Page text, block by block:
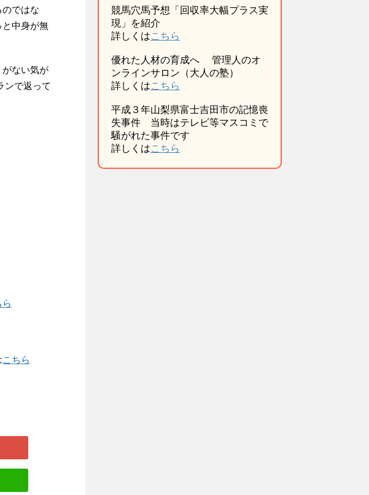
ではな
中身が無
ない気が
ンで返って
ら
こちら
競馬穴馬予想「回収率大幅プラス実
現」を紹介
詳しくはこちら
優れた人材の育成へ 管理人のオ
ンラインサロン（大人の塾）
詳しくはこちら
平成３年山梨県富士吉田市の記憶喪
失事件 当時はテレビ等マスコミで
騒がれた事件です
詳しくはこちら